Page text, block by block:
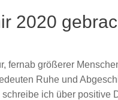
2020
fernab größerer
Ruhe und
ich über positive